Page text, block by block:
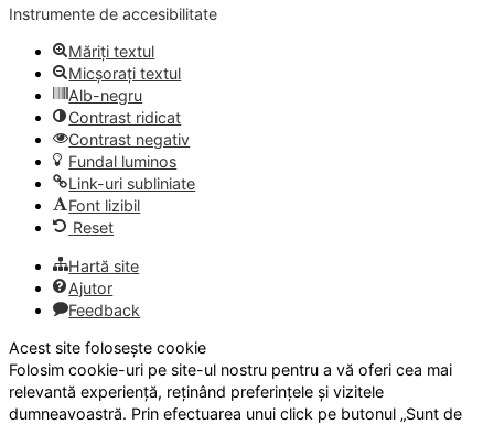
Instrumente de accesibilitate
Măriți textul
Micșorați textul
Alb-negru
Contrast ridicat
Contrast negativ
Fundal luminos
Link-uri subliniate
Font lizibil
Reset
Hartă site
Ajutor
Feedback
Acest site folosește cookie
Folosim cookie-uri pe site-ul nostru pentru a vă oferi cea mai
relevantă experiență, reținând preferințele și vizitele
dumneavoastră. Prin efectuarea unui click pe butonul „Sunt de